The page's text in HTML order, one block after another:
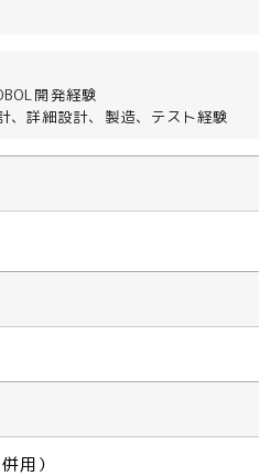
開発経験
、詳細設計、製造、テスト経験
用）